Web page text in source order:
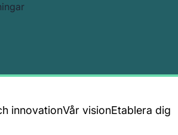
innovationVår visionEtablera dig